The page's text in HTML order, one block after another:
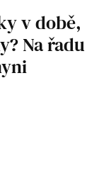
v době,
Na řadu